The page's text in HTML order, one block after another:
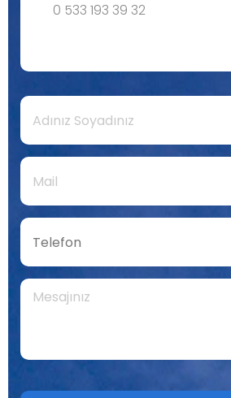
0 533 193 39 32